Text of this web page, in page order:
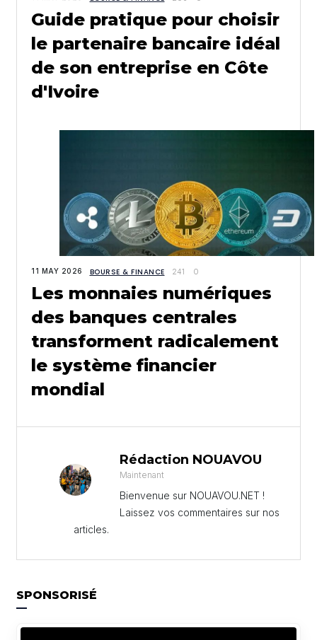
Guide pratique pour choisir
le partenaire bancaire idéal
de son entreprise en Côte
d'Ivoire
11 MAY 2026 BOURSE & FINANCE 241 0
Les monnaies numériques
des banques centrales
transforment radicalement
le système financier
mondial
Rédaction NOUAVOU
Maintenant
Bienvenue sur NOUAVOU.NET !
Laissez vos commentaires sur nos
articles.
SPONSORISÉ